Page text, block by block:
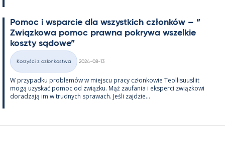
Po­moc i ws­parcie dla wszyst­kich członków – ”
Związ­kowa po­moc prawna pok­rywa wszel­kie
koszty są­dowe”
Kategorie
Korzyści z członkostwa
2024-08-13
W przy­padku problemów w miejscu pracy człon­kowie Teol­li­suus­liit
mogą uzys­kać po­moc od związku. Mąż zau­fa­nia i eks­perci związ­kowi
do­radzają im w trud­nych sprawach. Jeśli zajdzie...